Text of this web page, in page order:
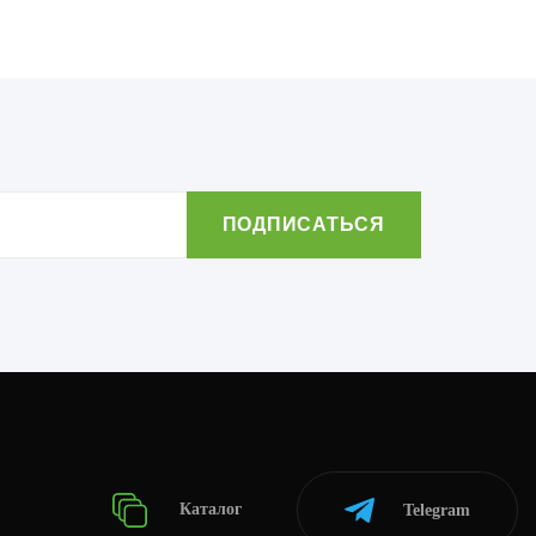
Каталог Telegram